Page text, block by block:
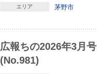
エリア 茅野市
広報ちの2026年3月号
(No.981)